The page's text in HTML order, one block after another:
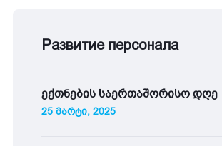
Развитие персонала
ექთნების საერთაშორისო დღე
25 მარტი, 2025